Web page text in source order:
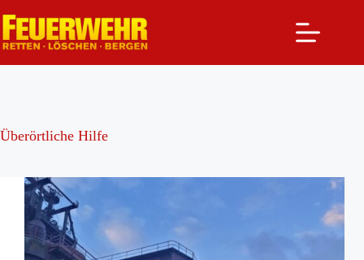
Inhalt
springen
Überörtliche Hilfe